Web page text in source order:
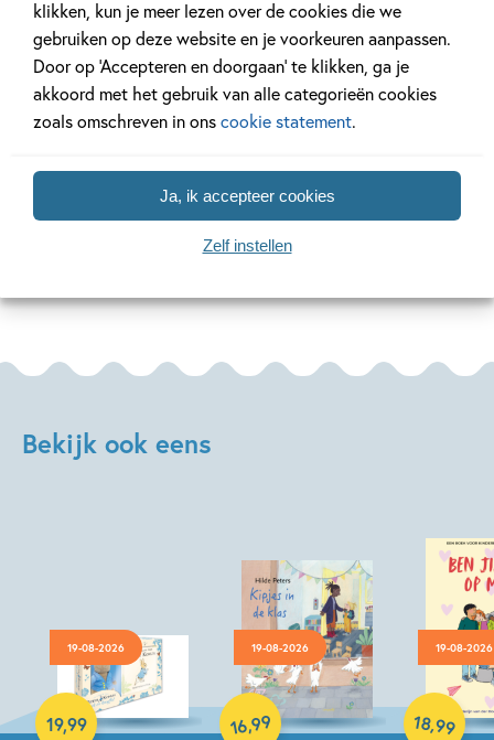
klikken, kun je meer lezen over de cookies die we
gebruiken op deze website en je voorkeuren aanpassen.
Door op ‘Accepteren en doorgaan’ te klikken, ga je
akkoord met het gebruik van alle categorieën cookies
zoals omschreven in onscookie statement.
Ja, ik accepteer cookies
Zelf instellen
30 JUNI 2026
Beatrix Potter 160 jaar!
Lees meer
De
Vaderdag!
Lees meer
Bekijk ook eens
19-08-2026
19,99
Hardcover
19-08-2026
16,99
Hardcover
19-08-2026
18,99
Hardcover